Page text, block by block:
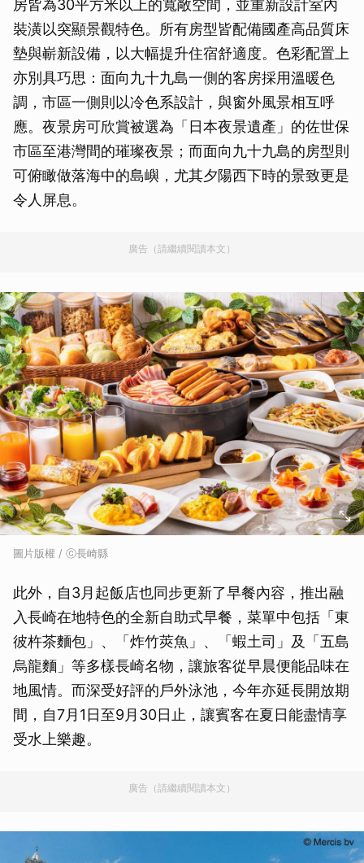
房皆為30平方米以上的寬敞空間，並重新設計室內
裝潢以突顯景觀特色。所有房型皆配備國產高品質床
墊與嶄新設備，以大幅提升住宿舒適度。色彩配置上
亦別具巧思：面向九十九島一側的客房採用溫暖色
調，市區一側則以冷色系設計，與窗外風景相互呼
應。夜景房可欣賞被選為「日本夜景遺產」的佐世保
市區至港灣間的璀璨夜景；而面向九十九島的房型則
可俯瞰做落海中的島嶼，尤其夕陽西下時的景致更是
令人屏息。
廣告（請繼續閱讀本文）
圖片版權 / ⓒ長崎縣
此外，自3月起飯店也同步更新了早餐內容，推出融
入長崎在地特色的全新自助式早餐，菜單中包括「東
彼杵茶麵包」、「炸竹莢魚」、「蝦土司」及「五島
烏龍麵」等多樣長崎名物，讓旅客從早晨便能品味在
地風情。而深受好評的戶外泳池，今年亦延長開放期
間，自7月1日至9月30日止，讓賓客在夏日能盡情享
受水上樂趣。
廣告（請繼續閱讀本文）